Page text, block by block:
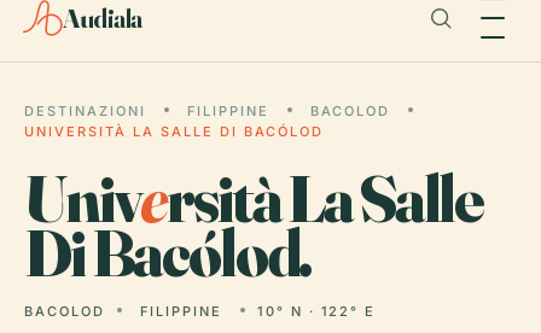
Audiala
DESTINAZIONI FILIPPINE
BACOLOD
UNIVERSITÀ LA SALLE DI BACÓLOD
Università La Salle
Di Bacólod.
BACOLOD FILIPPINE 10° N · 122° E